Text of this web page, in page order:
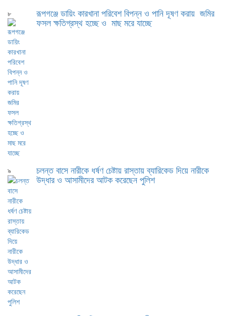
৮ রূপগঞ্জে ডায়িং কারখানা পরিবেশ বিপন্ন ও পানি দূষণ করায় জমির
ফসল ক্ষতিগ্রস্থ হচ্ছে ও মাছ মরে যাচ্ছে
৯ চলন্ত বাসে নারীকে ধর্ষণ চেষ্টায় রাস্তায় ব্যারিকেড দিয়ে নারীকে
উদ্ধার ও আসামীদের আটক করেছেন পুলিশ